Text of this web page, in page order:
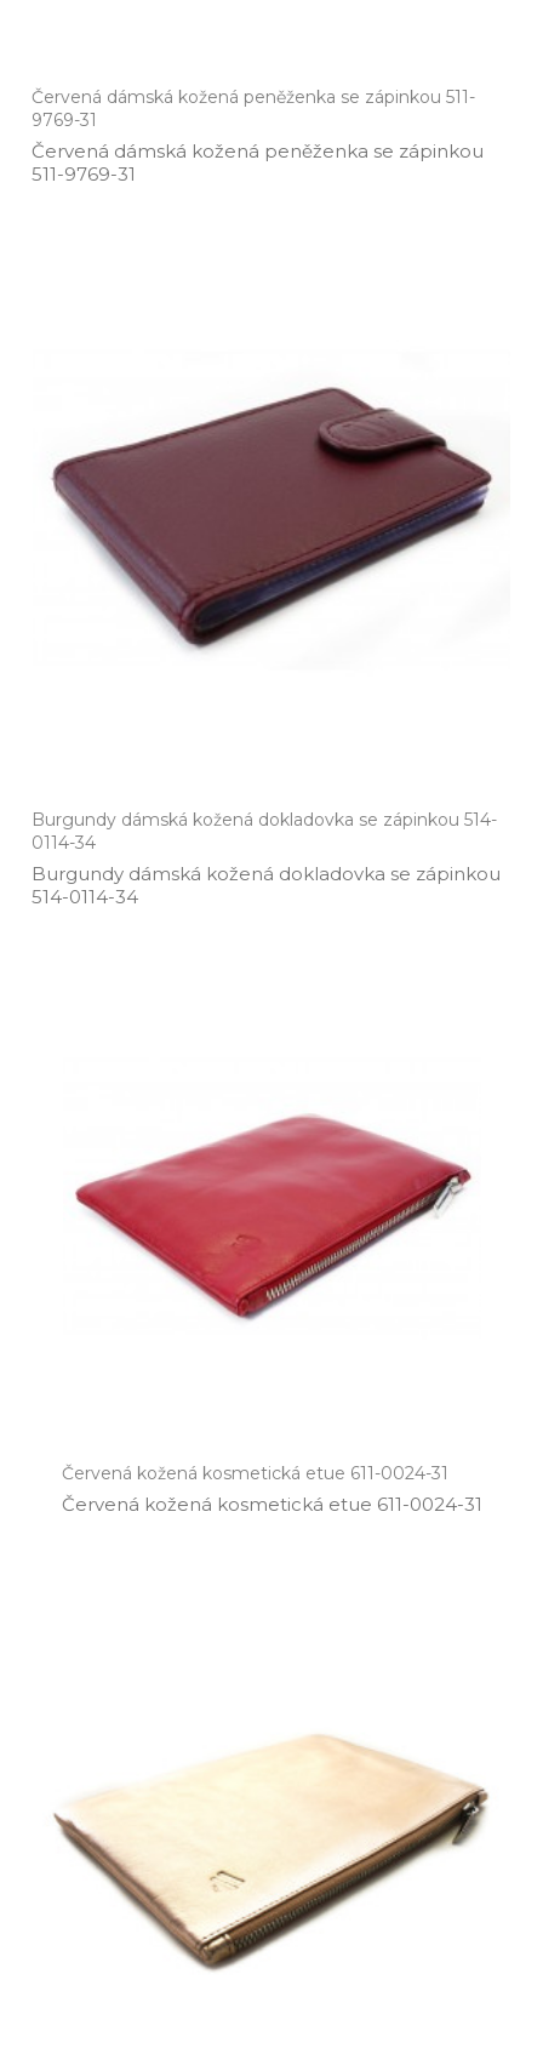
Červená dámská kožená peněženka se zápinkou 511-
9769-31
Červená dámská kožená peněženka se zápinkou
511­-9769­-31
Burgundy dámská kožená dokladovka se zápinkou 514-
0114-34
Burgundy dámská kožená dokladovka se zápinkou
514­-0114­-34
Červená kožená kosmetická etue 611-0024-31
Červená kožená kosmetická etue 611­-0024­-31